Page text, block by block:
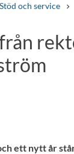
Stöd och service
ett nytt år